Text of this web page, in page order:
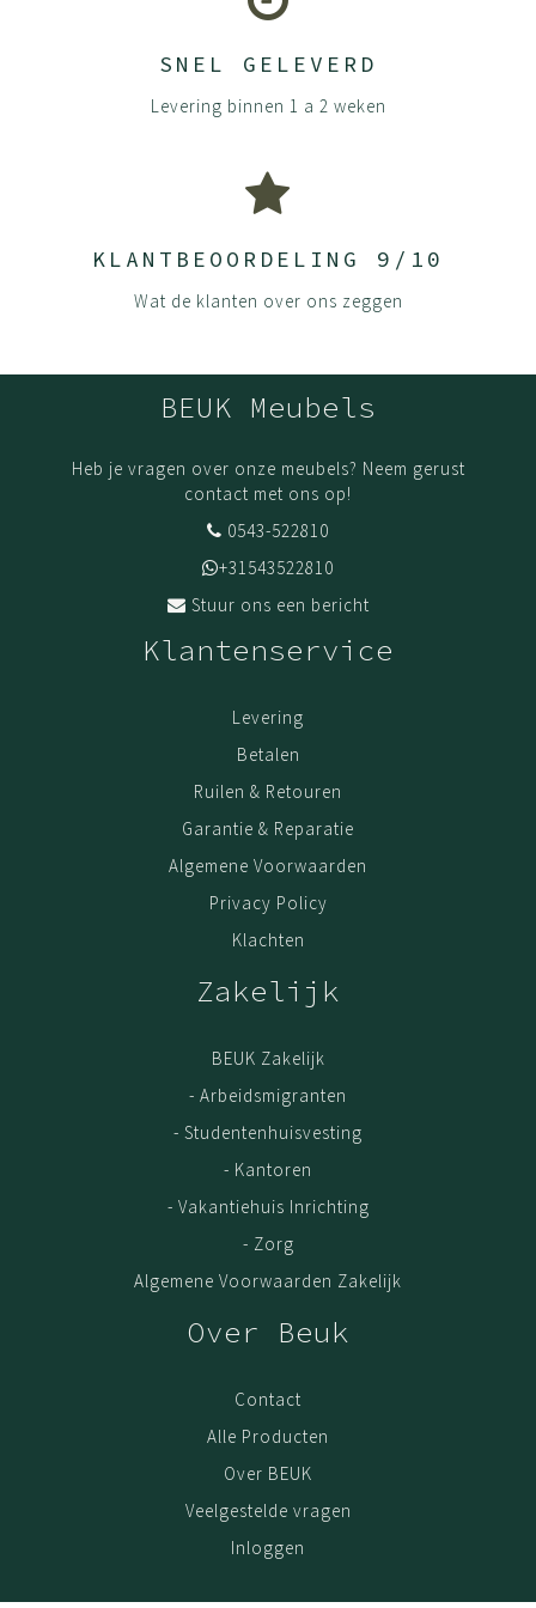
SNEL GELEVERD
Levering binnen 1 a 2 weken
KLANTBEOORDELING 9/10
Wat de klanten over ons zeggen
BEUK Meubels
Heb je vragen over onze meubels? Neem gerust
contact met ons op!
0543-522810
+31543522810
Stuur ons een bericht
Klantenservice
Levering
Betalen
Ruilen & Retouren
Garantie & Reparatie
Algemene Voorwaarden
Privacy Policy
Klachten
Zakelijk
BEUK Zakelijk
- Arbeidsmigranten
- Studentenhuisvesting
- Kantoren
- Vakantiehuis Inrichting
- Zorg
Algemene Voorwaarden Zakelijk
Over Beuk
Contact
Alle Producten
Over BEUK
Veelgestelde vragen
Inloggen